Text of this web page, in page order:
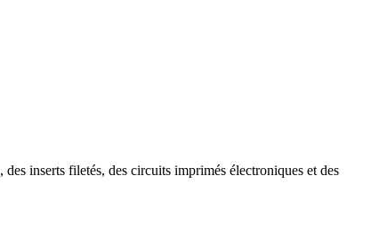
, des inserts filetés, des circuits imprimés électroniques et des